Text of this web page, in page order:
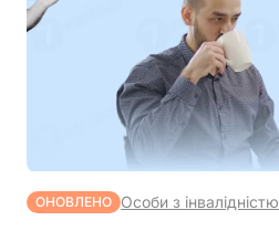
ОНОВЛЕНО Особи з інвалідністю